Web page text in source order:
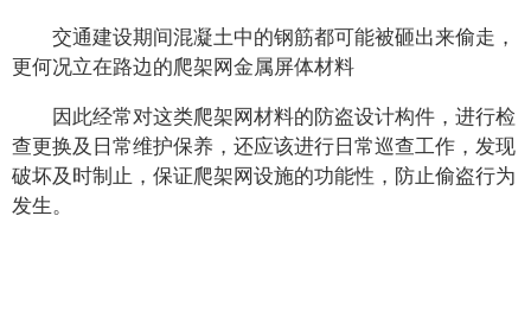
交通建设期间混凝土中的钢筋都可能被砸出来偷走，
更何况立在路边的爬架网金属屏体材料
因此经常对这类爬架网材料的防盗设计构件，进行检
查更换及日常维护保养，还应该进行日常巡查工作，发现
破坏及时制止，保证爬架网设施的功能性，防止偷盗行为
发生。